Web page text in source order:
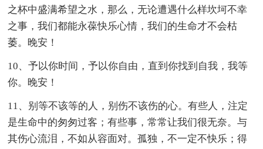
之杯中盛满希望之水，那么，无论遭遇什么样坎坷不幸
之事，我们都能永葆快乐心情，我们的生命才不会枯
萎。晚安！
10、予以你时间，予以你自由，直到你找到自我，我等
你。晚安！
11、别等不该等的人，别伤不该伤的心。有些人，注定
是生命中的匆匆过客；有些事，常常让我们很无奈。与
其伤心流泪，不如从容面对。孤独，不一定不快乐；得